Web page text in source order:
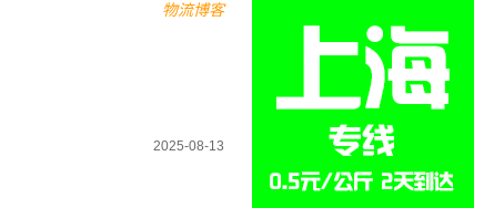
物流博客
2025-08-13